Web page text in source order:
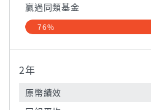
贏過同類基金
76%
2年
原幣績效